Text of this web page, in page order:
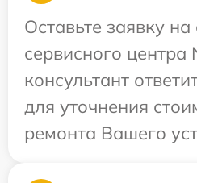
Оставьте заявку на
сервисного
консультант
для уточнения
ремонта Вашего